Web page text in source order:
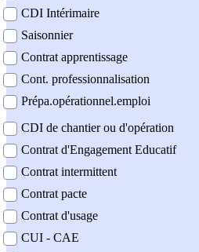
CDI Intérimaire
Saisonnier
Contrat apprentissage
Cont. professionnalisation
Prépa.opérationnel.emploi
CDI de chantier ou d'opération
Contrat d'Engagement Educatif
Contrat intermittent
Contrat pacte
Contrat d'usage
CUI - CAE